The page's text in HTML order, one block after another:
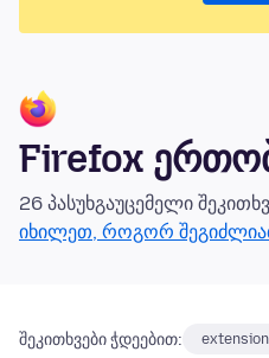
Firefox
26 პასუხგაუცემელი
იხილეთ, როგორ
შეკითხვები ჭდეებით: